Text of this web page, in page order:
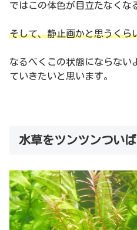
ではこの体色が目立たなくな
そして、静止画かと思うくら
なるべくこの状態にならない
ていきたいと思います。
水草をツンツンつい